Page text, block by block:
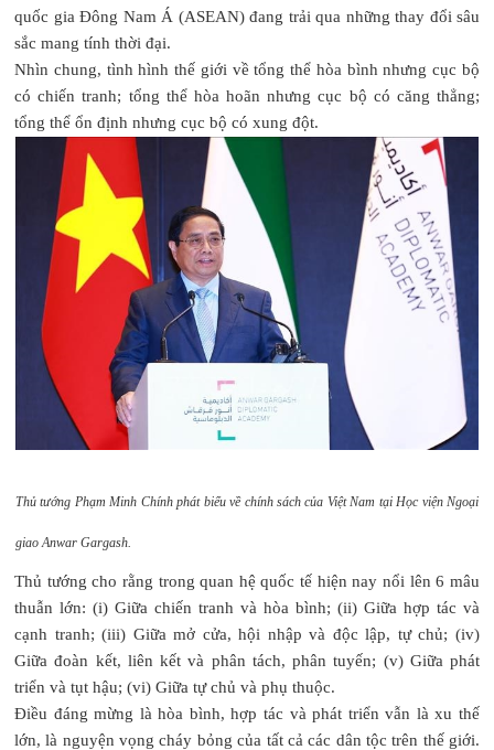
quốc gia Đông Nam Á (ASEAN) đang trải qua những thay đổi sâu
sắc mang tính thời đại.
Nhìn chung, tình hình thế giới về tổng thể hòa bình nhưng cục bộ
có chiến tranh; tổng thể hòa hoãn nhưng cục bộ có căng thẳng;
tổng thể ổn định nhưng cục bộ có xung đột.
Thủ tướng Phạm Minh Chính phát biểu về chính sách của Việt Nam tại Học viện Ngoại
giao Anwar Gargash.
Thủ tướng cho rằng trong quan hệ quốc tế hiện nay nổi lên 6 mâu
thuẫn lớn: (i) Giữa chiến tranh và hòa bình; (ii) Giữa hợp tác và
cạnh tranh; (iii) Giữa mở cửa, hội nhập và độc lập, tự chủ; (iv)
Giữa đoàn kết, liên kết và phân tách, phân tuyến; (v) Giữa phát
triển và tụt hậu; (vi) Giữa tự chủ và phụ thuộc.
Điều đáng mừng là hòa bình, hợp tác và phát triển vẫn là xu thế
lớn, là nguyện vọng cháy bỏng của tất cả các dân tộc trên thế giới.